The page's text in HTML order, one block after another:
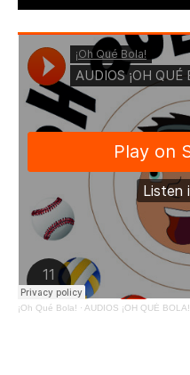
¡Oh Qué Bola! · AUDIOS ¡OH QUÉ BOLA!